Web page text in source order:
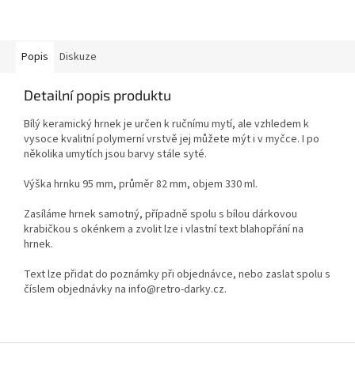
Popis Diskuze
Detailní popis produktu
Bílý keramický hrnek je určen k ručnímu mytí, ale vzhledem k
vysoce kvalitní polymerní vrstvě jej můžete mýt i v myčce. I po
několika umytích jsou barvy stále syté.
Výška hrnku 95 mm, průměr 82 mm, objem 330 ml.
Zasíláme hrnek samotný, případně spolu s bílou dárkovou
krabičkou s okénkem a zvolit lze i vlastní text blahopřání na
hrnek.
Text lze přidat do poznámky při objednávce, nebo zaslat spolu s
číslem objednávky na info@retro-darky.cz.